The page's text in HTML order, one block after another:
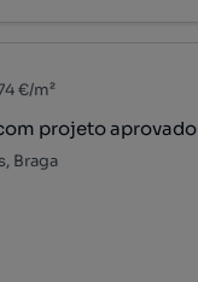
€/m²
projeto aprovado
Braga